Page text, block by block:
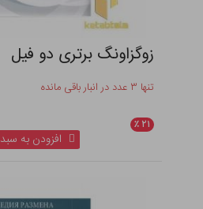
زوگزاونگ برتری دو فیل
تنها ۳ عدد در انبار باقی مانده
۲۱ ٪
افزودن به سبد